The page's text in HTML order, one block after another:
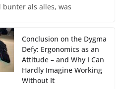
bunter als alles, was
Conclusion on the Dygma
Defy: Ergonomics as an
Attitude – and Why I Can
Hardly Imagine Working
Without It